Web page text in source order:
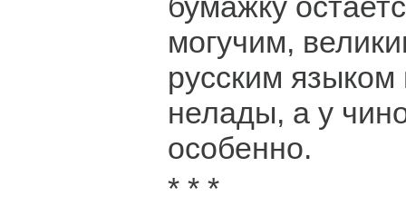
могучим,
русским
нелады, а у
особенно.
* * *